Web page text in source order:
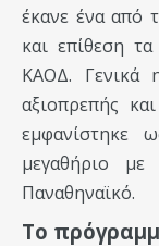
έκανε ένα από
και επίθεση
ΚΑΟΔ. Γενικά
αξιοπρεπής
εμφανίστηκε
μεγαθήριο
Παναθηναϊκό.
Το